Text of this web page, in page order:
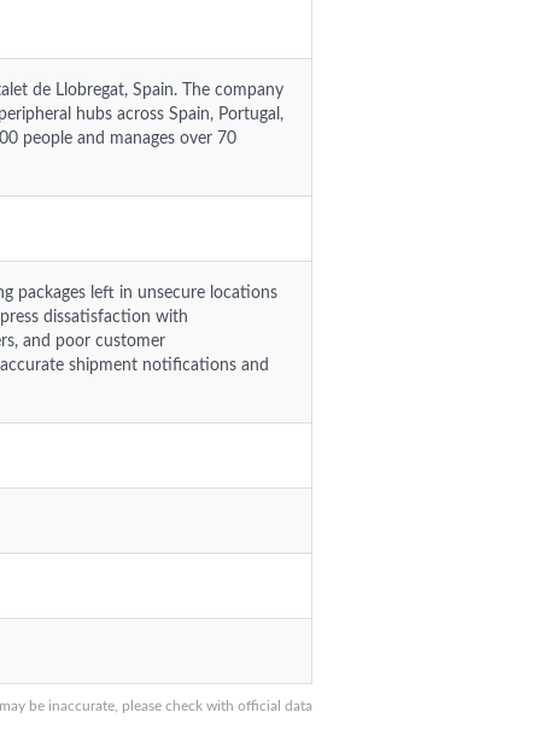
be inaccurate, please check with official data
de Llobregat, Spain. The company
hubs across Spain, Portugal,
people and manages over 70
packages left in unsecure locations
dissatisfaction with
and poor customer
shipment notifications and